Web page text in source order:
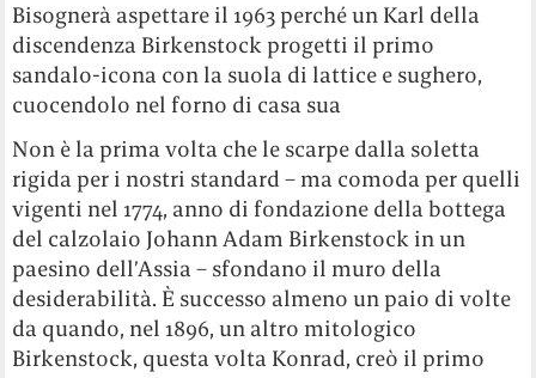
Bisognerà aspettare il 1963 perché un Karl della
discendenza Birkenstock progetti il primo
sandalo-icona con la suola di lattice e sughero,
cuocendolo nel forno di casa sua
Non è la prima volta che le scarpe dalla soletta
rigida per i nostri standard – ma comoda per quelli
vigenti nel 1774, anno di fondazione della bottega
del calzolaio Johann Adam Birkenstock in un
paesino dell’Assia – sfondano il muro della
desiderabilità. È successo almeno un paio di volte
da quando, nel 1896, un altro mitologico
Birkenstock, questa volta Konrad, creò il primo